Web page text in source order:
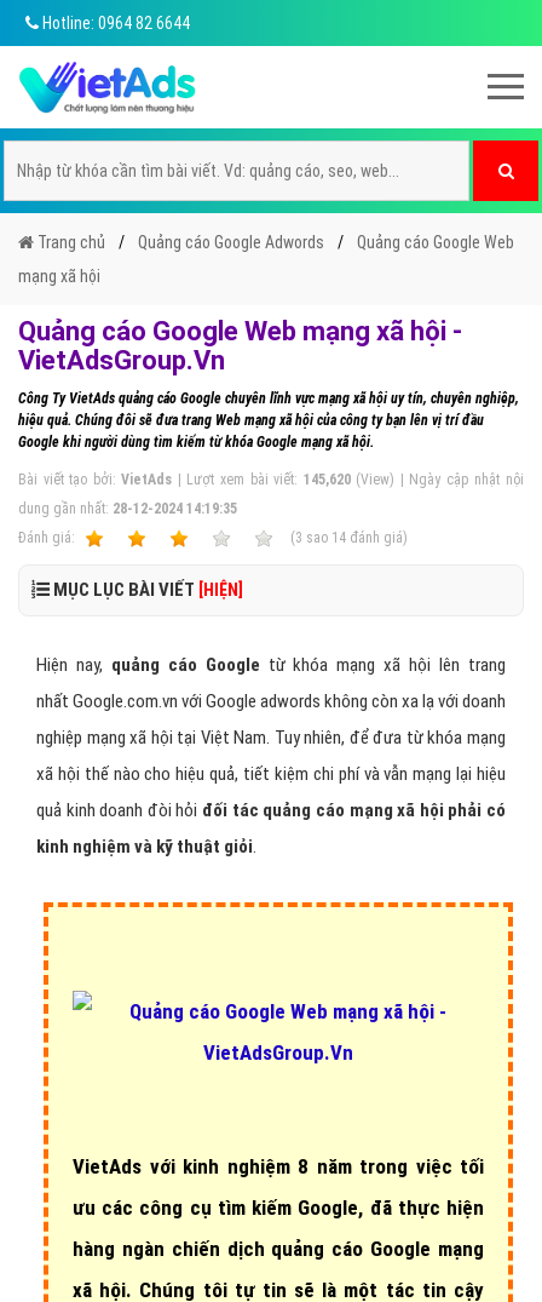
Hotline: 0964 82 6644
Trang chủ Quảng cáo Google Adwords
Quảng cáo Google Web
mạng xã hội
Quảng cáo Google Web mạng xã hội -
VietAdsGroup.Vn
Công Ty VietAds quảng cáo Google chuyên lĩnh vực mạng xã hội uy tín, chuyên nghiệp,
hiệu quả. Chúng đôi sẽ đưa trang Web mạng xã hội của công ty bạn lên vị trí đầu
Google khi người dùng tìm kiếm từ khóa Google mạng xã hội.
Bài viết tạo bởi:VietAds | Lượt xem bài viết: 145,620(View) | Ngày cập nhật nội
dung gần nhất: 28-12-2024 14:19:35
Ðánh giá:
(3 sao 14 đánh giá)
MỤC LỤC BÀI VIẾT [HIỆN]
Hiện nay, quảng cáo Google từ khóa mạng xã hội lên trang
nhất Google.com.vn với Google adwords không còn xa lạ với doanh
nghiệp mạng xã hội tại Việt Nam. Tuy nhiên, để đưa từ khóa mạng
xã hội thế nào cho hiệu quả, tiết kiệm chi phí và vẫn mạng lại hiệu
quả kinh doanh đòi hỏi đối tác quảng cáo mạng xã hội phải có
kinh nghiệm và kỹ thuật giỏi.
VietAds với kinh nghiệm 8 nămtrong việc tối
ưu các công cụ tìm kiếm Google, đã thực hiện
hàng ngàn chiến dịch quảng cáo Google mạng
xã hội. Chúng tôi tự tin sẽ là một tác tin cậy